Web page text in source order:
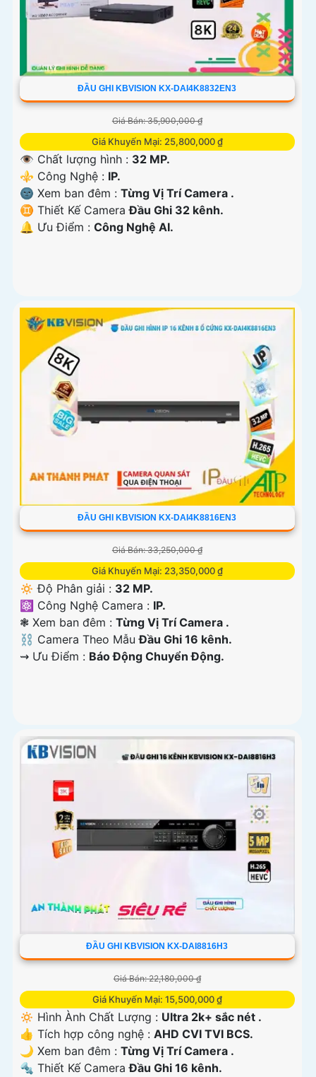
ĐẦU GHI KBVISION KX-DAI4K8832EN3
Giá Bán: 35,900,000 ₫
Giá Khuyến Mại: 25,800,000 ₫
👁 Chất lượng hình : 32 MP.
⚜️ Công Nghệ : IP.
🌚 Xem ban đêm : Từng Vị Trí Camera .
♊ Thiết Kế CameraĐầu Ghi 32 kênh.
️🔔 Ưu Điểm : Công Nghệ AI.
ĐẦU GHI KBVISION KX-DAI4K8816EN3
Giá Bán: 33,250,000 ₫
Giá Khuyến Mại: 23,350,000 ₫
🔅 Độ Phân giải : 32 MP.
⚛️ Công Nghệ Camera : IP.
❃ Xem ban đêm : Từng Vị Trí Camera .
⛓ Camera Theo MẫuĐầu Ghi 16 kênh.
️⇝ Ưu Điểm : Báo Động Chuyển Động.
ĐẦU GHI KBVISION KX-DAI8816H3
Giá Bán: 22,180,000 ₫
Giá Khuyến Mại: 15,500,000 ₫
🔅 Hình Ành Chất Lượng : Ultra 2k+ sắc nét .
👍 Tích hợp công nghệ : AHD CVI TVI BCS.
🌙 Xem ban đêm : Từng Vị Trí Camera .
🔩 Thiết Kế CameraĐầu Ghi 16 kênh.